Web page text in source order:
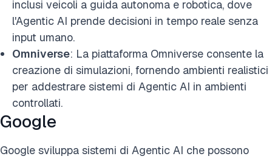
inclusi veicoli a guida autonoma e robotica, dove
l'Agentic AI prende decisioni in tempo reale senza
input umano.
Omniverse: La piattaforma Omniverse consente la
creazione di simulazioni, fornendo ambienti realistici
per addestrare sistemi di Agentic AI in ambienti
controllati.
Google
Google sviluppa sistemi di Agentic AI che possono